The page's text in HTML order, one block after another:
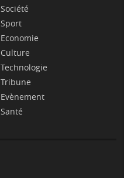
Société
Sport
Economie
Culture
Technologie
Tribune
Evènement
Santé